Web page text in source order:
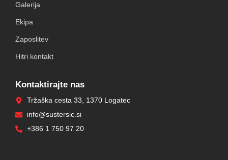
Galerija
Ekipa
Zaposlitev
Hitri kontakt
Kontaktirajte nas
Tržaška cesta 33, 1370 Logatec
info@sustersic.si
+386 1 750 97 20